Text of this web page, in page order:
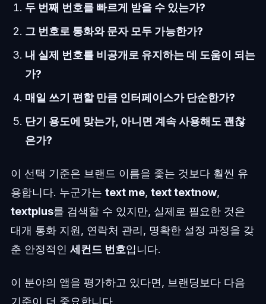
두 번째 번호를 빠르게 받을 수 있는가?
그 번호로 통화와 문자 모두 가능한가?
내 실제 번호를 비공개로 유지하는 데 도움이 되는
가?
매일 쓰기 편할 만큼 인터페이스가 단순한가?
단기 용도에 맞는가, 아니면 계속 사용해도 괜찮
은가?
이 선택 기준은 브랜드 이름을 좇는 것보다 훨씬 유
용합니다. 누군가는 text me, text textnow,
textplus를 검색할 수 있지만, 실제로 필요한 것은
대개 통화 지원, 연락처 관리, 명확한 설정 과정을 갖
춘 안정적인 세컨드 번호입니다.
이 분야의 앱을 평가하고 있다면, 브랜딩보다 다음
기준이 더 중요합니다.